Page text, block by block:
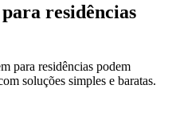
residências
para residências podem
soluções simples e baratas.